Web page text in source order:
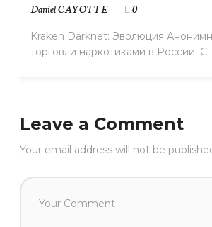
Daniel CAYOTTE 0
Kraken Darknet: Эволюция
торговли наркотиками в России. С
Leave a Comment
Your email address will not be